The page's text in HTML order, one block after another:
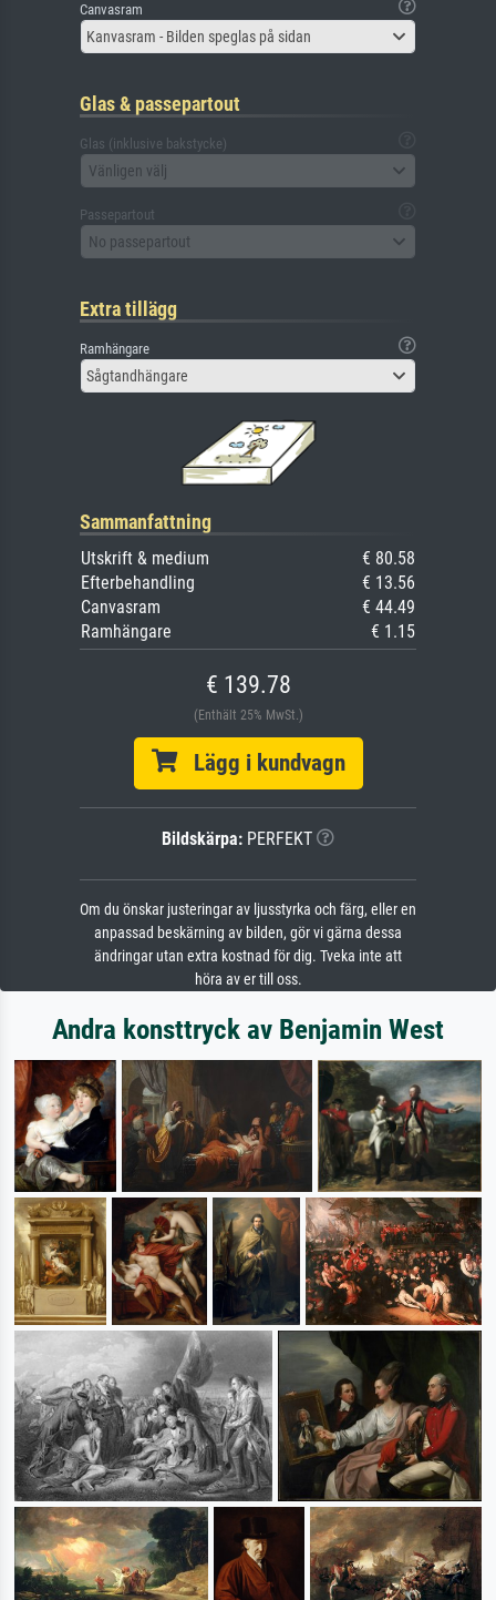
Canvasram
Kanvasram - Bilden speglas på sidan
Glas & passepartout
Glas (inklusive bakstycke)
Vänligen välj
Passepartout
No passepartout
Extra tillägg
Ramhängare
Sågtandhängare
Sammanfattning
Utskrift & medium
€ 80.58
Efterbehandling
€ 13.56
Canvasram
€ 44.49
Ramhängare
€ 1.15
€ 139.78
(Enthält 25% MwSt.)
Lägg i kundvagn
Bildskärpa: PERFEKT
Om du önskar justeringar av ljusstyrka och färg, eller en
anpassad beskärning av bilden, gör vi gärna dessa
ändringar utan extra kostnad för dig. Tveka inte att
höra av er till oss.
Andra konsttryck av Benjamin West